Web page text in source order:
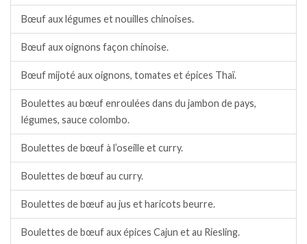
Bœuf aux légumes et nouilles chinoises.
Bœuf aux oignons façon chinoise.
Bœuf mijoté aux oignons, tomates et épices Thaï.
Boulettes au bœuf enroulées dans du jambon de pays,
légumes, sauce colombo.
Boulettes de bœuf à l’oseille et curry.
Boulettes de bœuf au curry.
Boulettes de bœuf au jus et haricots beurre.
Boulettes de bœuf aux épices Cajun et au Riesling.